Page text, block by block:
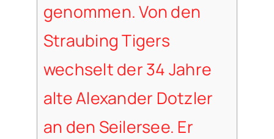
genommen. Von den
Straubing Tigers
wechselt der 34 Jahre
alte Alexander Dotzler
an den Seilersee. Er